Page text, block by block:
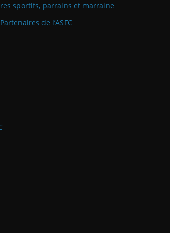
sportifs, parrains et marraine
de l’ASFC